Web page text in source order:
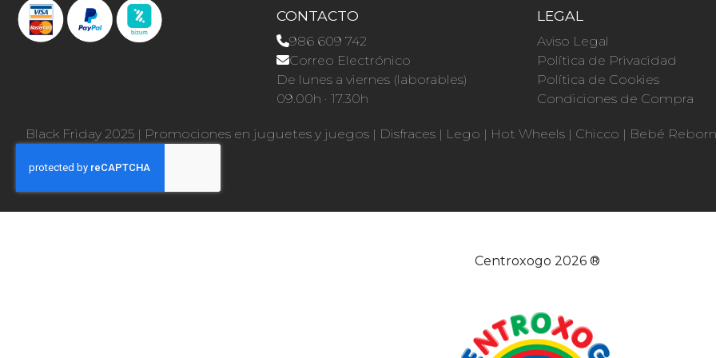
CONTACTO
986 609 742
Correo Electrónico
De lunes a viernes (laborables)
09.00h · 17.30h
LEGAL
Aviso Legal
Política de Privacidad
Política de Cookies
Condiciones de Compra
Black Friday 2025 | Promociones en juguetes y juegos | Disfraces | Lego | Hot Wheels | Chicco | Bebé Reborn
Centroxogo 2026 ®